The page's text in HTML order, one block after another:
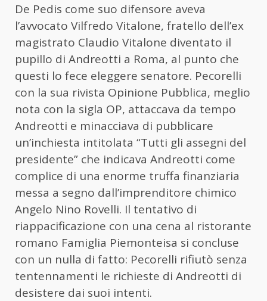
De Pedis come suo difensore aveva
l’avvocato Vilfredo Vitalone, fratello dell’ex
magistrato Claudio Vitalone diventato il
pupillo di Andreotti a Roma, al punto che
questi lo fece eleggere senatore. Pecorelli
con la sua rivista Opinione Pubblica, meglio
nota con la sigla OP, attaccava da tempo
Andreotti e minacciava di pubblicare
un’inchiesta intitolata “Tutti gli assegni del
presidente” che indicava Andreotti come
complice di una enorme truffa finanziaria
messa a segno dall’imprenditore chimico
Angelo Nino Rovelli. Il tentativo di
riappacificazione con una cena al ristorante
romano Famiglia Piemonteisa si concluse
con un nulla di fatto: Pecorelli rifiutò senza
tentennamenti le richieste di Andreotti di
desistere dai suoi intenti.